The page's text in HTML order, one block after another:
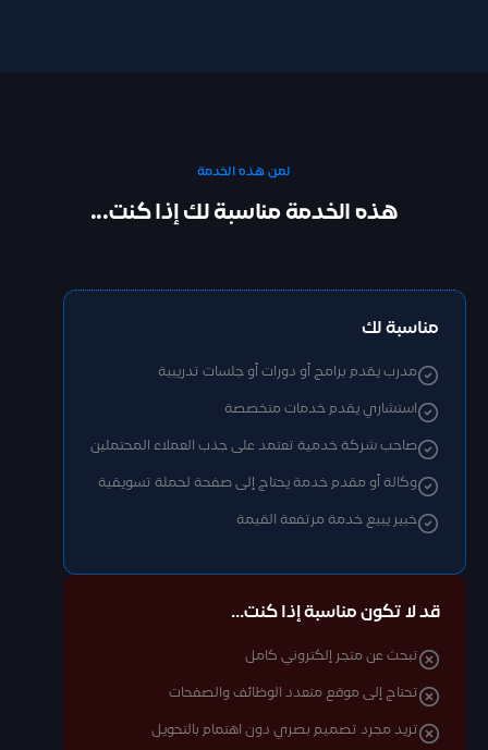
لمن هذه الخدمة
هذه الخدمة مناسبة لك إذا كنت...
مناسبة لك
مدرب يقدم برامج أو دورات أو جلسات تدريبية
استشاري يقدم خدمات متخصصة
صاحب شركة خدمية تعتمد على جذب العملاء المحتملين
وكالة أو مقدم خدمة يحتاج إلى صفحة لحملة تسويقية
خبير يبيع خدمة مرتفعة القيمة
قد لا تكون مناسبة إذا كنت...
تبحث عن متجر إلكتروني كامل
تحتاج إلى موقع متعدد الوظائف والصفحات
تريد مجرد تصميم بصري دون اهتمام بالتحويل